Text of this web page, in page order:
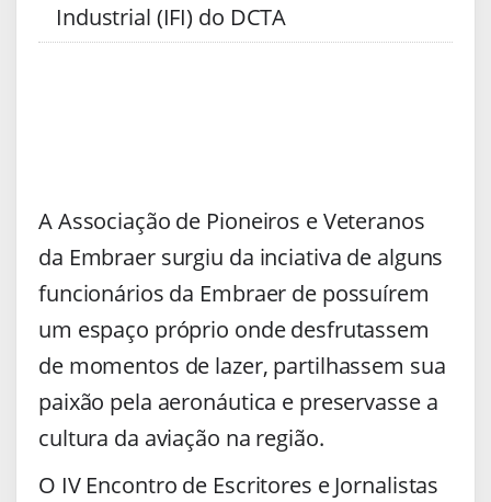
Industrial (IFI) do DCTA
A Associação de Pioneiros e Veteranos
da Embraer surgiu da inciativa de alguns
funcionários da Embraer de possuírem
um espaço próprio onde desfrutassem
de momentos de lazer, partilhassem sua
paixão pela aeronáutica e preservasse a
cultura da aviação na região.
O IV Encontro de Escritores e Jornalistas